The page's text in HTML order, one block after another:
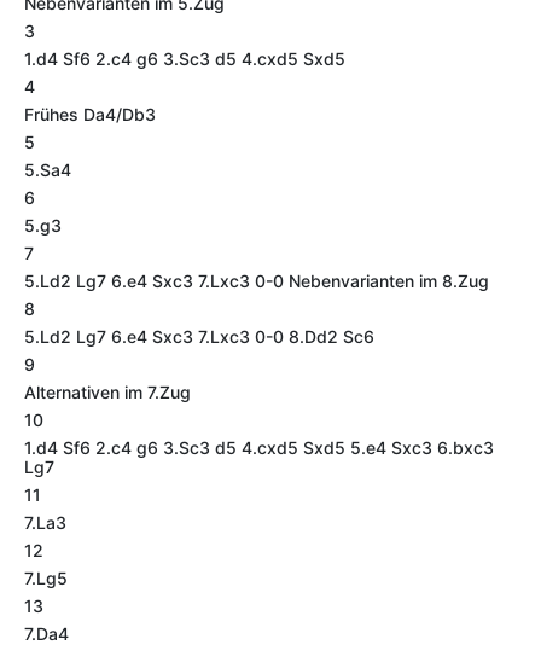
3
1.d4 Sf6 2.c4 g6 3.Sc3 d5 4.cxd5 Sxd5
4
Frühes Da4/Db3
5
5.Sa4
6
5.g3
7
5.Ld2 Lg7 6.e4 Sxc3 7.Lxc3 0-0 Nebenvarianten im 8.Zug
8
5.Ld2 Lg7 6.e4 Sxc3 7.Lxc3 0-0 8.Dd2 Sc6
9
Alternativen im 7.Zug
10
1.d4 Sf6 2.c4 g6 3.Sc3 d5 4.cxd5 Sxd5 5.e4 Sxc3 6.bxc3
Lg7
11
7.La3
12
7.Lg5
13
7.Da4